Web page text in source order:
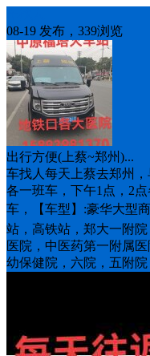
08-19 发布，339浏览
出行方便(上蔡~郑州)...
车找人每天上蔡去郑州
各一班车，下午1点，2
车，【车型】:豪华大型
站，高铁站，郑大一附
医院，中医药第一附属
幼保健院，六院，五附